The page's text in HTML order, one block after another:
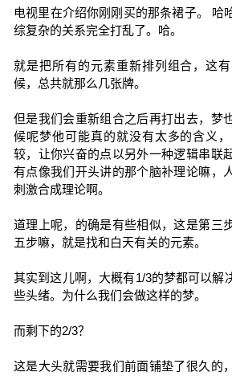
电视里在介绍你刚刚买的那条裙子。 哈
综复杂的关系完全打乱了。哈。
就是把所有的元素重新排列组合，这
候，总共就那么几张牌。
但是我们会重新组合之后再打出去，梦
候呢梦他可能真的就没有太多的含义
较，让你兴奋的点以另外一种逻辑串联
有点像我们开头讲的那个脑补理论嘛，
刺激合成理论啊。
道理上呢，的确是有些相似，这是第三
五步嘛，就是找和白天有关的元素。
其实到这儿啊，大概有1/3的梦都可以解
些头绪。为什么我们会做这样的梦。
而剩下的2/3？
这是大头就需要我们前面铺垫了很久的